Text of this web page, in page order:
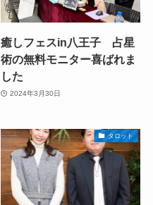
癒しフェスin八王子 占星
術の無料モニター喜ばれま
した
2024年3月30日
タロット